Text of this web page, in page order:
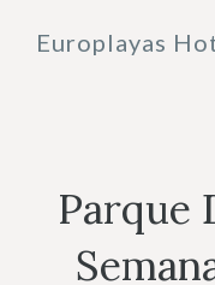
Europlayas
Parque